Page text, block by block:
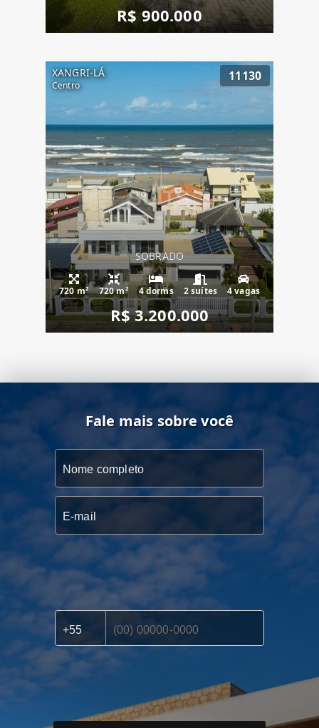
R$ 900.000
XANGRI-LÁ
Centro
11130
SOBRADO
720 m² 720 m² 4 dorms 2 suítes 4 vagas
R$ 3.200.000
Fale mais sobre você